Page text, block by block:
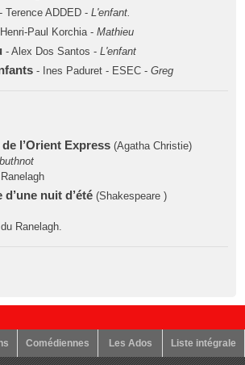
- Terence ADDED - L'enfant.
Paul Korchia - Mathieu
- Alex Dos Santos - L'enfant
- Ines Paduret - ESEC - Greg
de l’Orient Express(Agatha Christie)
d’une nuit d’été(Shakespeare )
Ranelagh.
Comédiennes Les Ados Liste intégrale